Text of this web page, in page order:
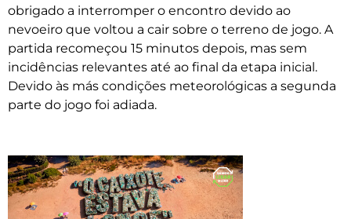
obrigado a interromper o encontro devido ao
nevoeiro que voltou a cair sobre o terreno de jogo. A
partida recomeçou 15 minutos depois, mas sem
incidências relevantes até ao final da etapa inicial.
Devido às más condições meteorológicas a segunda
parte do jogo foi adiada.